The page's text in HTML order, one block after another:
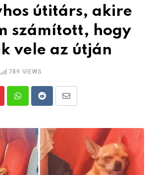
útitárs, akire
számított, hogy
vele az útján
789 VIEWS
WhatsappRedditShare
Email